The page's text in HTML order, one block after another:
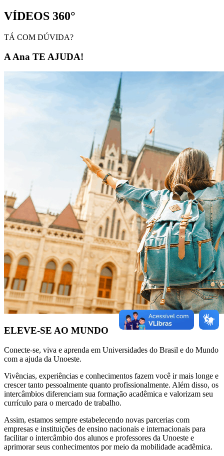
VÍDEOS 360°
TÁ COM DÚVIDA?
A Ana TE AJUDA!
ELEVE-SE AO MUNDO
Conecte-se, viva e aprenda em Universidades do Brasil e do Mundo
com a ajuda da Unoeste.
Vivências, experiências e conhecimentos fazem você ir mais longe e
crescer tanto pessoalmente quanto profissionalmente. Além disso, os
intercâmbios diferenciam sua formação acadêmica e valorizam seu
currículo para o mercado de trabalho.
Assim, estamos sempre estabelecendo novas parcerias com
empresas e instituições de ensino nacionais e internacionais para
facilitar o intercâmbio dos alunos e professores da Unoeste e
aprimorar seus conhecimentos por meio da mobilidade acadêmica.